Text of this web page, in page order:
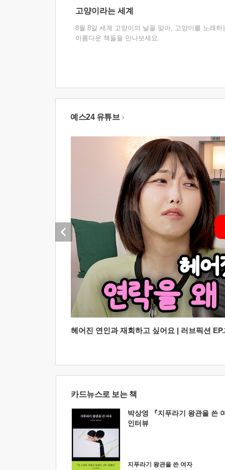
고양이라는 세계
8월 8일 세계 고양이의 날을 맞아, 고양이를 노래하
아름다운 책들을 만나보세요.
예스24 유튜브
헤어진 연인과 재회하고 싶어요 | 러브픽션
카드뉴스로 보는 책
박상영 『지푸라기 왕관을 쓴
인터뷰
지푸라기 왕관을 쓴 여자